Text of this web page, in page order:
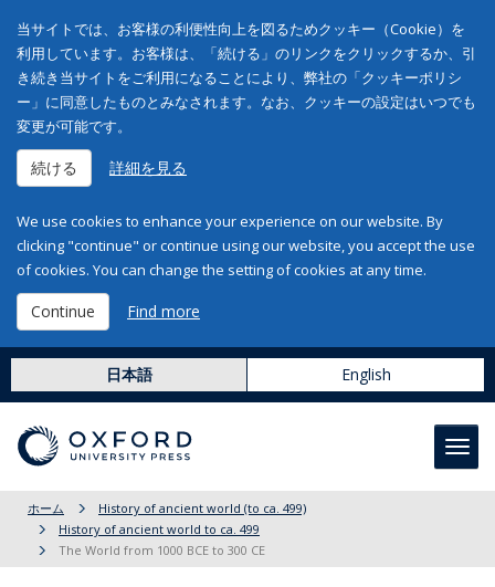
当サイトでは、お客様の利便性向上を図るためクッキー（Cookie）を
利用しています。お客様は、「続ける」のリンクをクリックするか、引
き続き当サイトをご利用になることにより、弊社の「クッキーポリシ
ー」に同意したものとみなされます。なお、クッキーの設定はいつでも
変更が可能です。
続ける 詳細を見る
We use cookies to enhance your experience on our website. By
clicking "continue" or continue using our website, you accept the use
of cookies. You can change the setting of cookies at any time.
Continue Find more
日本語 English
ホーム
History of ancient world (to ca. 499)
History of ancient world to ca. 499
The World from 1000 BCE to 300 CE